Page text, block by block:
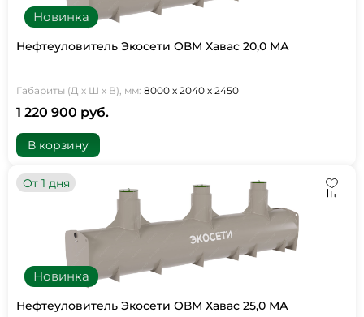
Новинка
Нефтеуловитель Экосети ОВМ Хавас 20,0 МА
Габариты (Д х Ш х В), мм: 8000 х 2040 х 2450
1 220 900 руб.
В корзину
Новинка
От 1 дня
Нефтеуловитель Экосети ОВМ Хавас 25,0 МА